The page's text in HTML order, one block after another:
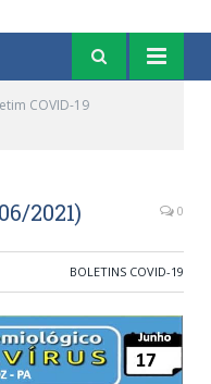
COVID-19
2021) 0
BOLETINS COVID-19